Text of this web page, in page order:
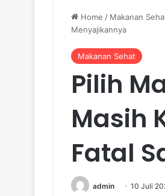
Home / Makanan
Menyajikannya
Makanan Sehat
Pilih
Masih
Fatal
admin 10 Juli